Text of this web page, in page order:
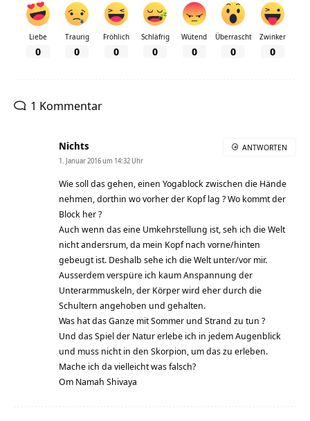
Liebe
0
Traurig
0
Fröhlich
0
Schläfrig
0
Wütend
0
Überrascht
0
Zwinker
0
1 Kommentar
Nichts
1. Januar 2016 um 14:32 Uhr
Wie soll das gehen, einen Yogablock zwischen die Hände
nehmen, dorthin wo vorher der Kopf lag ? Wo kommt der
Block her ?
Auch wenn das eine Umkehrstellung ist, seh ich die Welt
nicht andersrum, da mein Kopf nach vorne/hinten
gebeugt ist. Deshalb sehe ich die Welt unter/vor mir.
Ausserdem verspüre ich kaum Anspannung der
Unterarmmuskeln, der Körper wird eher durch die
Schultern angehoben und gehalten.
Was hat das Ganze mit Sommer und Strand zu tun ?
Und das Spiel der Natur erlebe ich in jedem Augenblick
und muss nicht in den Skorpion, um das zu erleben.
Mache ich da vielleicht was falsch?
Om Namah Shivaya
ANTWORTEN